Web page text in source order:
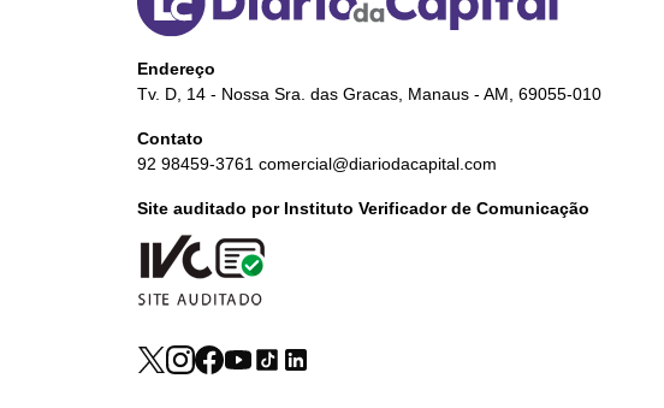
Endereço
Tv. D, 14 - Nossa Sra. das Gracas, Manaus - AM, 69055-010
Contato
92 98459-3761 comercial@diariodacapital.com
Site auditado por Instituto Verificador de Comunicação